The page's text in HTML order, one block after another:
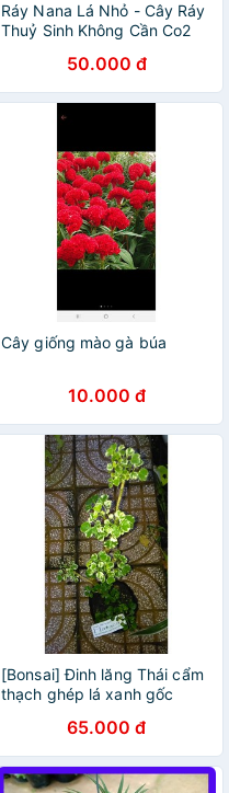
Ráy Nana Lá Nhỏ - Cây Ráy
Thuỷ Sinh Không Cần Co2
50.000 đ
Cây giống mào gà búa
10.000 đ
[Bonsai] Đinh lăng Thái cẩm
thạch ghép lá xanh gốc
65.000 đ